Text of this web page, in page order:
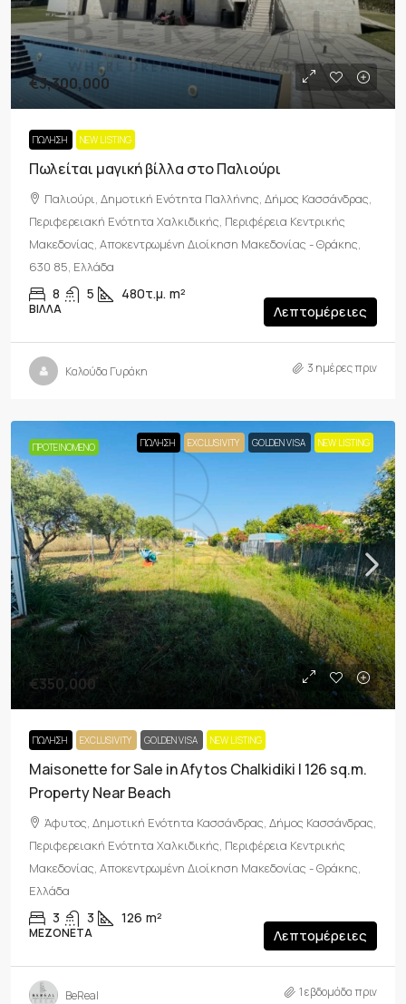
€3,300,000
ΠΏΛΗΣΗ NEW LISTING
Πωλείται μαγική βίλλα στο Παλιούρι
Παλιούρι, Δημοτική Ενότητα Παλλήνης, Δήμος Κασσάνδρας,
Περιφερειακή Ενότητα Χαλκιδικής, Περιφέρεια Κεντρικής
Μακεδονίας, Αποκεντρωμένη Διοίκηση Μακεδονίας - Θράκης,
630 85, Ελλάδα
8 5 480τ.μ. m²
ΒΊΛΛΑ Λεπτομέρειες
Καλούδα Γυράκη 3 ημέρες πριν
ΠΡΟΤΕΙΝΌΜΕΝΟ ΠΏΛΗΣΗ EXCLUSIVITY GOLDEN VISA NEW LISTING
€350,000
ΠΏΛΗΣΗ EXCLUSIVITY GOLDEN VISA NEW LISTING
Maisonette for Sale in Afytos Chalkidiki | 126 sq.m.
Property Near Beach
Άφυτος, Δημοτική Ενότητα Κασσάνδρας, Δήμος Κασσάνδρας,
Περιφερειακή Ενότητα Χαλκιδικής, Περιφέρεια Κεντρικής
Μακεδονίας, Αποκεντρωμένη Διοίκηση Μακεδονίας - Θράκης,
Ελλάδα
3 3 126 m²
ΜΕΖΟΝΈΤΑ Λεπτομέρειες
BeReal 1 εβδομάδα πριν